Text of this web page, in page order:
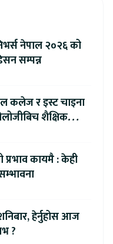
नेपाल २०२६ को
सम्पन्न
कलेज र इस्ट चाइना
शैक्षिक
कायमै : केही
हेर्नुहोस आज
?